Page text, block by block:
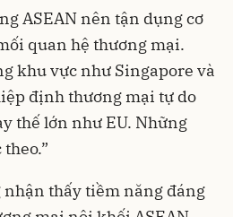
ASEAN nên tận dụng cơ
quan hệ thương mại.
khu vực như Singapore và
định thương mại tự do
thế lớn như EU. Những
nhận thấy tiềm năng đáng